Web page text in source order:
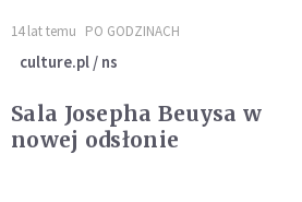
14 lat temu PO GODZINACH
culture.pl / ns
Sala Josepha Beuysa w
nowej odsłonie